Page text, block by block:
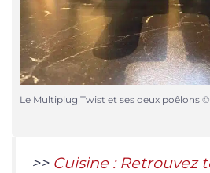
Le Multiplug Twist et ses deux poêlons
>> Cuisine : Retrouvez